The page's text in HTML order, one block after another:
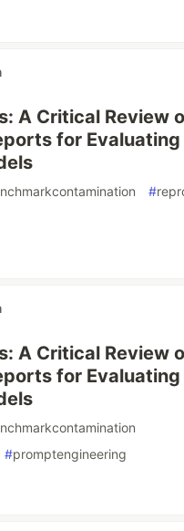
A Critical Review
for Evaluating
#
A Critical Review
for Evaluating
#promptengineering